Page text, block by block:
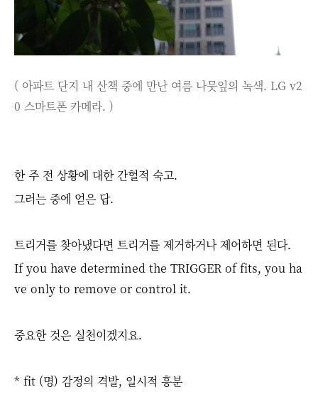
( 아파트 단지 내 산책 중에 만난 여름 나뭇잎의 녹색. LG v2
0 스마트폰 카메라. )
한 주 전 상황에 대한 간헐적 숙고.
그러는 중에 얻은 답.
트리거를 찾아냈다면 트리거를 제거하거나 제어하면 된다.
If you have determined the TRIGGER of fits, you ha
ve only to remove or control it.
중요한 것은 실천이겠지요.
* fit (명) 감정의 격발, 일시적 흥분